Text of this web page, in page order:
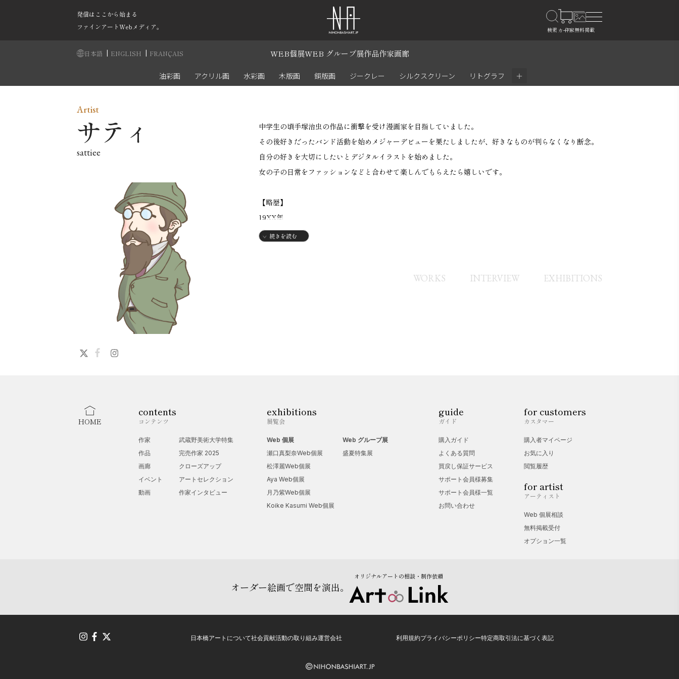
発信はここから始まる
ファインアートWebメディア。
日本語 | ENGLISH | FRANÇAIS WEB個展WEB グループ展作品作家画廊
油彩画 アクリル画 水彩画 木版画 銅版画 ジークレー シルクスクリーン リトグラフ ＋
中学生の頃手塚治虫の作品に衝撃を受け漫画家を目指していました。
その後好きだったバンド活動を始めメジャーデビューを果たしましたが、好きなものが判らなくなり断念。
自分の好きを大切にしたいとデジタルイラストを始めました。
女の子の日常をファッションなどと合わせて楽しんでもらえたら嬉しいです。
【略歴】
19XX年
・千葉県生まれ
・Boji hair + gallery 『boji Christmas exhibition』
・Boji hair + gallery 『Music Power 展』
続きを読む
Artist
サティ
sattiee
WORKS INTERVIEW EXHIBITIONS
HOME
contents
コンテンツ
作家
作品
画廊
イベント
動画
武蔵野美術大学特集
完売作家 2025
クローズアップ
アートセレクション
作家インタビュー
exhibitions
展覧会
Web 個展
瀬口真梨奈Web個展
松澤麗Web個展
Aya Web個展
月乃紫Web個展
Koike Kasumi Web個展
Web グループ展
盛夏特集展
guide
ガイド
購入ガイド
よくある質問
買戻し保証サービス
サポート会員様募集
サポート会員様一覧
お問い合わせ
for customers
カスタマー
購入者マイページ
お気に入り
閲覧履歴
for artist
アーティスト
Web 個展相談
無料掲載受付
オプション一覧
オーダー絵画で空間を演出。
オリジナルアートの相談・制作依頼
日本橋アートについて社会貢献活動の取り組み運営会社 利用規約プライバシーポリシー特定商取引法に基づく表記